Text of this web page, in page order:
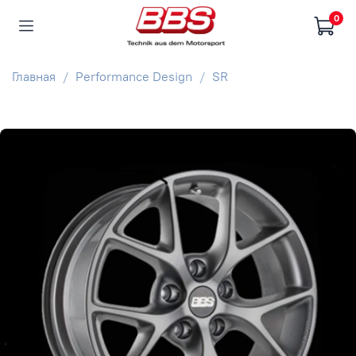
0
Главная Performance Design SR